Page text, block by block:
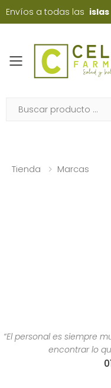
Envíos a todas las islas
Toggle
Tienda Marcas
“El personal es siempre
encontrar lo